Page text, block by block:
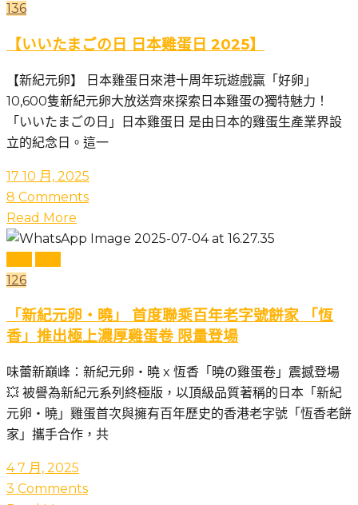
136
【いいたまごの日 日本雞蛋日 2025】
【新紀元卵】 日本雞蛋日來港十周年玩遊戲贏「好卵」
10,600隻新紀元卵大放送齊來探索日本雞蛋の獨特魅力！
「いいたまごの日」日本雞蛋日 是由日本的雞蛋生產業界設
立的紀念日。這一
17 10 月, 2025
8 Comments
Read More
126
「新紀元卵・曉」 首度聯乘百年老字號餅家 「恆
香」推出極上濃厚雞蛋卷 限量登場
味蕾新巔峰：新紀元卵・曉 x 恆香「曉の雞蛋卷」震撼登場
💥 被譽為新紀元系列終極版，以頂級品質著稱的日本「新紀
元卵・曉」雞蛋首次與擁有百年歷史的香港老字號「恆香老餅
家」攜手合作，共
4 7 月, 2025
3 Comments